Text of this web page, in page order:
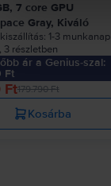
7 core GPU
Gray, Kiváló
1-3 munkanap
3 részletben
ár a Genius-szal:
Ft
Ft179.790 Ft
Kosárba